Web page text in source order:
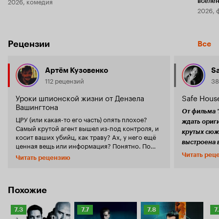
2026,
Рецензии Все
Артём Кузовенко
112 рецензий
Уроки шпионской жизни от Дензела
Вашингтона
ЦРУ (или какая-то его часть) опять плохое?
Самый крутой агент вышел из-под контроля, и
косит ваших убийц, как траву? Ах, у него ещё
ценная вещь или информация? Понятно. По
этим вопросам можно решить, что речь идет о
каком-нибудь среднестатистическом
таких сценариев особенно любят ЦРУ), и их
которых начальство хочет немедленно
ликвидировать. Так оно и есть, и называется
Читать рецензию
Safe
От фильма
ждать
крутых
выстроена
отнюдь
задачами,
Читать
Похожие
Рейтинг
7.3
Рейтинг
7.7
Рейтинг
7.8